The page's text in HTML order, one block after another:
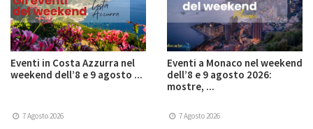
Eventi in Costa Azzurra nel
weekend dell’8 e 9 agosto ...
7 Agosto 2026
Eventi a Monaco nel weekend
dell’8 e 9 agosto 2026:
mostre, ...
7 Agosto 2026